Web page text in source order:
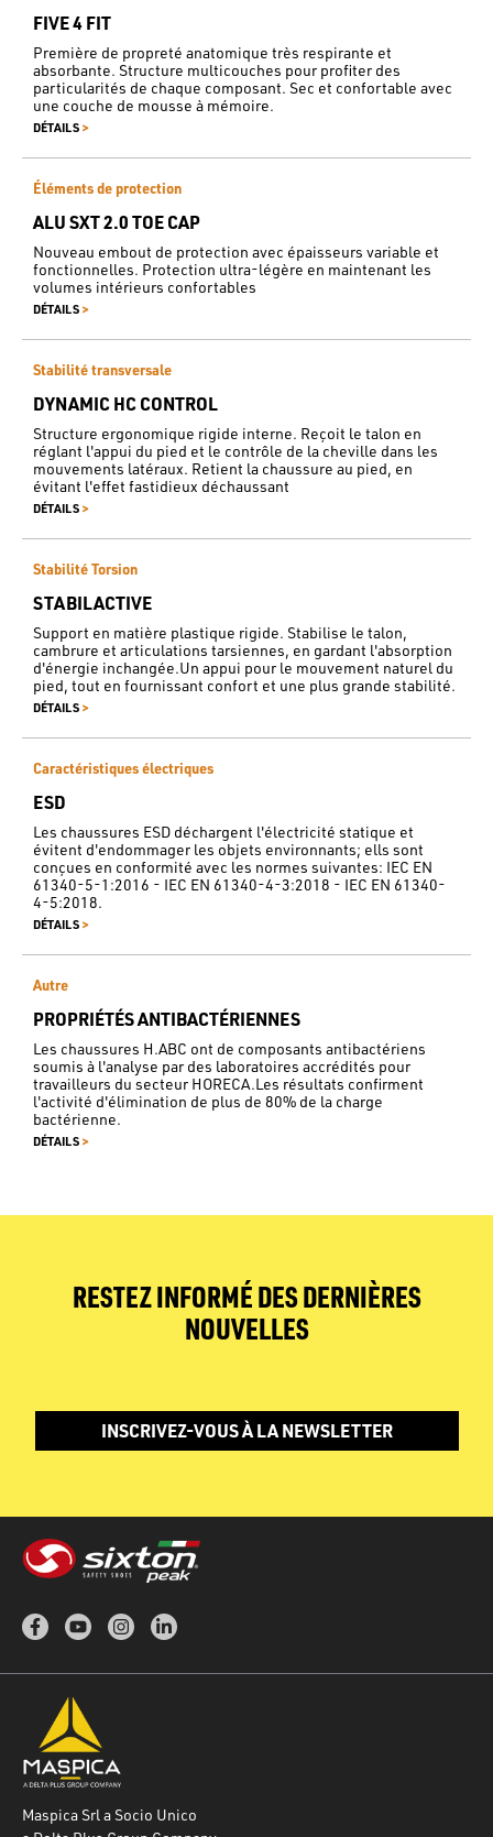
FIVE 4 FIT
Première de propreté anatomique très respirante et
absorbante. Structure multicouches pour profiter des
particularités de chaque composant. Sec et confortable avec
une couche de mousse à mémoire.
DÉTAILS >
Éléments de protection
ALU SXT 2.0 TOE CAP
Nouveau embout de protection avec épaisseurs variable et
fonctionnelles. Protection ultra-légère en maintenant les
volumes intérieurs confortables
DÉTAILS >
Stabilité transversale
DYNAMIC HC CONTROL
Structure ergonomique rigide interne. Reçoit le talon en
réglant l'appui du pied et le contrôle de la cheville dans les
mouvements latéraux. Retient la chaussure au pied, en
évitant l'effet fastidieux déchaussant
DÉTAILS >
Stabilité Torsion
STABILACTIVE
Support en matière plastique rigide. Stabilise le talon,
cambrure et articulations tarsiennes, en gardant l'absorption
d'énergie inchangée.Un appui pour le mouvement naturel du
pied, tout en fournissant confort et une plus grande stabilité.
DÉTAILS >
Caractéristiques électriques
ESD
Les chaussures ESD déchargent l'électricité statique et
évitent d'endommager les objets environnants; ells sont
conçues en conformité avec les normes suivantes: IEC EN
61340-5-1:2016 - IEC EN 61340-4-3:2018 - IEC EN 61340-
4-5:2018.
DÉTAILS >
Autre
PROPRIÉTÉS ANTIBACTÉRIENNES
Les chaussures H.ABC ont de composants antibactériens
soumis à l'analyse par des laboratoires accrédités pour
travailleurs du secteur HORECA.Les résultats confirment
l'activité d'élimination de plus de 80% de la charge
bactérienne.
DÉTAILS >
RESTEZ INFORMÉ DES DERNIÈRES
NOUVELLES
INSCRIVEZ-VOUS À LA NEWSLETTER
Maspica Srl a Socio Unico